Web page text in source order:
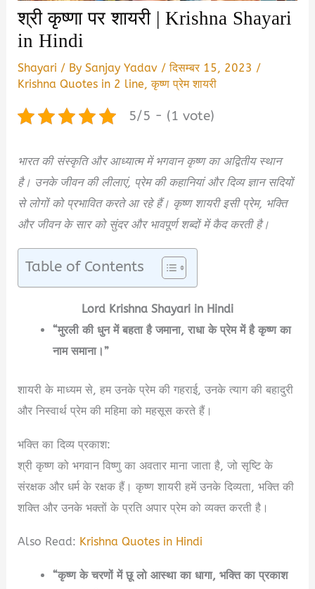
श्री कृष्णा पर शायरी | Krishna Shayari
in Hindi
Shayari / BySanjay Yadav /दिसम्बर 15, 2023 /
Krishna Quotes in 2 line,कृष्ण प्रेम शायरी
5/5 - (1 vote)
भारत की संस्कृति और आध्यात्म में भगवान कृष्ण का अद्वितीय स्थान
है। उनके जीवन की लीलाएं, प्रेम की कहानियां और दिव्य ज्ञान सदियों
से लोगों को प्रभावित करते आ रहे हैं। कृष्ण शायरी इसी प्रेम, भक्ति
और जीवन के सार को सुंदर और भावपूर्ण शब्दों में कैद करती है।
Table of Contents
Lord Krishna Shayari in Hindi
“मुरली की धुन में बहता है जमाना, राधा के प्रेम में है कृष्ण का
नाम समाना।”
शायरी के माध्यम से, हम उनके प्रेम की गहराई, उनके त्याग की बहादुरी
और निस्वार्थ प्रेम की महिमा को महसूस करते हैं।
भक्ति का दिव्य प्रकाश:
श्री कृष्ण को भगवान विष्णु का अवतार माना जाता है, जो सृष्टि के
संरक्षक और धर्म के रक्षक हैं। कृष्ण शायरी हमें उनके दिव्यता, भक्ति की
शक्ति और उनके भक्तों के प्रति अपार प्रेम को व्यक्त करती है।
Also Read: Krishna Quotes in Hindi
“कृष्ण के चरणों में छू लो आस्था का धागा, भक्ति का प्रकाश